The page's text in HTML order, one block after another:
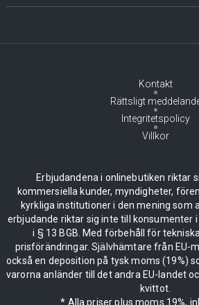
Kontakt
Rättsligt
Integritetspolicy
Villkor
Erbjudandena i onlinebutiken riktar
kommersiella kunder, myndigheter,
kyrkliga institutioner i den mening som
erbjudande riktar sig inte till konsumenter
i § 13 BGB. Med förbehåll för
prisförändringar. Självhämtare från EU-
också en deposition på tysk moms (19%)
varorna anländer till det andra EU-landet
kvittot.
* Alla priser plus moms 19%,